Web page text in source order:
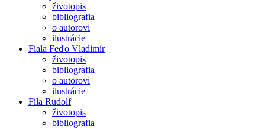
životopis
bibliografia
o autorovi
ilustrácie
Fiala Feďo Vladimír
životopis
bibliografia
o autorovi
ilustrácie
Fila Rudolf
životopis
bibliografia